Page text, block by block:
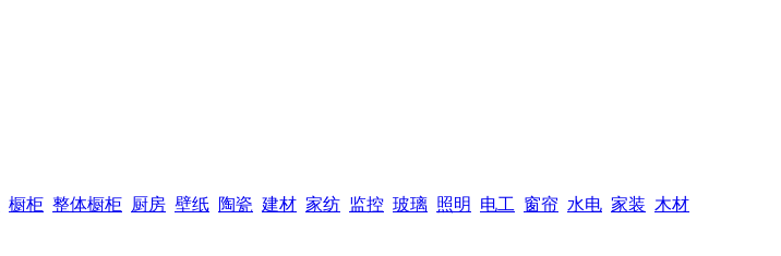
橱柜 整体橱柜 厨房 壁纸 陶瓷 建材 家纺 监控 玻璃 照明 电工 窗帘 水电 家装 木材